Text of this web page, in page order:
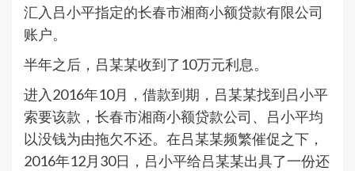
汇入吕小平指定的长春市湘商小额贷款有限公司
账户。
半年之后，吕某某收到了10万元利息。
进入2016年10月，借款到期，吕某某找到吕小平
索要该款，长春市湘商小额贷款公司、吕小平均
以没钱为由拖欠不还。在吕某某频繁催促之下，
2016年12月30日，吕小平给吕某某出具了一份还